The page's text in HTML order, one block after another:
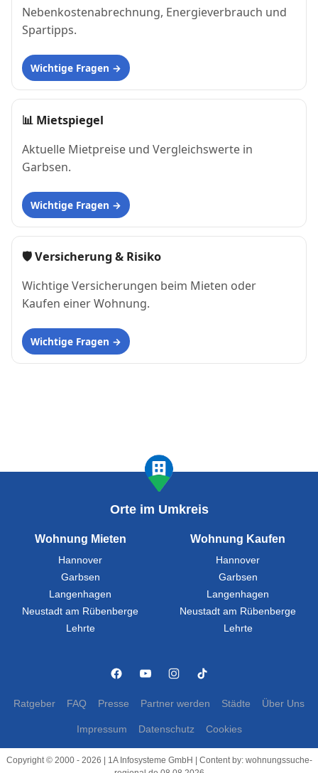
Nebenkostenabrechnung, Energieverbrauch und
Spartipps.
Wichtige Fragen
📊 Mietspiegel
Aktuelle Mietpreise und Vergleichswerte in
Garbsen.
Wichtige Fragen
🛡 Versicherung & Risiko
Wichtige Versicherungen beim Mieten oder
Kaufen einer Wohnung.
Wichtige Fragen
Orte im Umkreis
Wohnung Mieten
Hannover
Garbsen
Langenhagen
Neustadt am Rübenberge
Lehrte
Wohnung Kaufen
Hannover
Garbsen
Langenhagen
Neustadt am Rübenberge
Lehrte
Ratgeber FAQ Presse Partner werden Städte Über Uns
Impressum Datenschutz Cookies
Copyright © 2000 - 2026 | 1A Infosysteme GmbH | Content by: wohnungssuche-